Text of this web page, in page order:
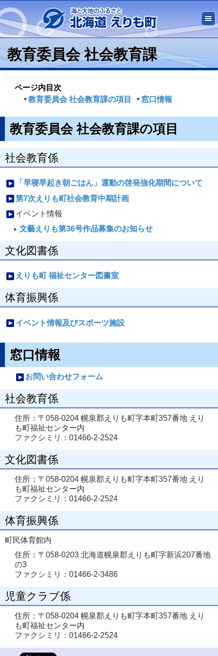
教育委員会 社会教育課
ページ内目次
教育委員会 社会教育課の項目
窓口情報
教育委員会 社会教育課の項目
社会教育係
「早寝早起き朝ごはん」運動の啓発強化期間について
第7次えりも町社会教育中期計画
イベント情報
文藝えりも第36号作品募集のお知らせ
文化図書係
えりも町 福祉センター図書室
体育振興係
イベント情報及びスポーツ施設
窓口情報
お問い合わせフォーム
社会教育係
住所：〒058-0204 幌泉郡えりも町字本町357番地 えり
も町福祉センター内
ファクシミリ：01466-2-2524
文化図書係
住所：〒058-0204 幌泉郡えりも町字本町357番地 えり
も町福祉センター内
ファクシミリ：01466-2-2524
体育振興係
町民体育館内
住所：〒058-0203 北海道幌泉郡えりも町字新浜207番地
の3
ファクシミリ：01466-2-3486
児童クラブ係
住所：〒058-0204 幌泉郡えりも町字本町357番地 えり
も町福祉センター内
ファクシミリ：01466-2-2524